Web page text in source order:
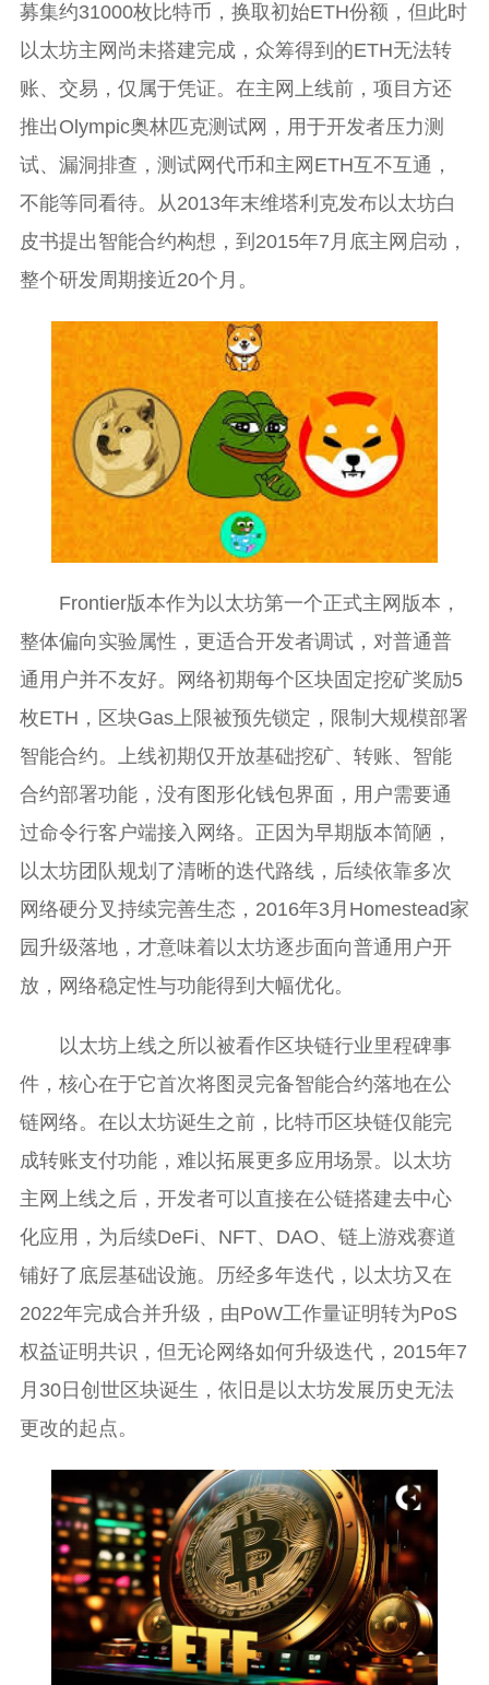
募集约31000枚比特币，换取初始ETH份额，但此时
以太坊主网尚未搭建完成，众筹得到的ETH无法转
账、交易，仅属于凭证。在主网上线前，项目方还
推出Olympic奥林匹克测试网，用于开发者压力测
试、漏洞排查，测试网代币和主网ETH互不互通，
不能等同看待。从2013年末维塔利克发布以太坊白
皮书提出智能合约构想，到2015年7月底主网启动，
整个研发周期接近20个月。
Frontier版本作为以太坊第一个正式主网版本，
整体偏向实验属性，更适合开发者调试，对普通普
通用户并不友好。网络初期每个区块固定挖矿奖励5
枚ETH，区块Gas上限被预先锁定，限制大规模部署
智能合约。上线初期仅开放基础挖矿、转账、智能
合约部署功能，没有图形化钱包界面，用户需要通
过命令行客户端接入网络。正因为早期版本简陋，
以太坊团队规划了清晰的迭代路线，后续依靠多次
网络硬分叉持续完善生态，2016年3月Homestead家
园升级落地，才意味着以太坊逐步面向普通用户开
放，网络稳定性与功能得到大幅优化。
以太坊上线之所以被看作区块链行业里程碑事
件，核心在于它首次将图灵完备智能合约落地在公
链网络。在以太坊诞生之前，比特币区块链仅能完
成转账支付功能，难以拓展更多应用场景。以太坊
主网上线之后，开发者可以直接在公链搭建去中心
化应用，为后续DeFi、NFT、DAO、链上游戏赛道
铺好了底层基础设施。历经多年迭代，以太坊又在
2022年完成合并升级，由PoW工作量证明转为PoS
权益证明共识，但无论网络如何升级迭代，2015年7
月30日创世区块诞生，依旧是以太坊发展历史无法
更改的起点。